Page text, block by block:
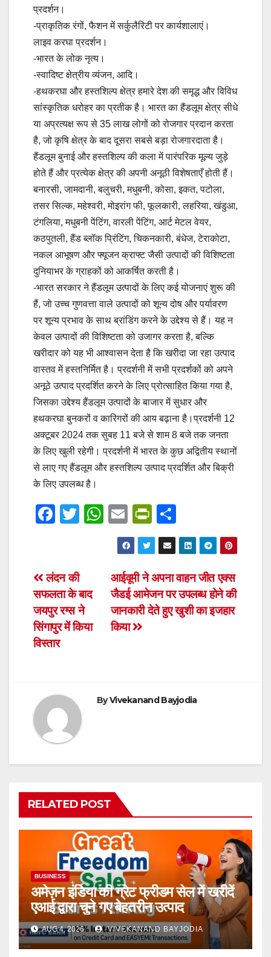
प्रदर्शन।
-प्राकृतिक रंगों, फैशन में सर्कुलैरिटी पर कार्यशालाएं।
लाइव करघा प्रदर्शन।
-भारत के लोक नृत्य।
-स्वादिष्ट क्षेत्रीय व्यंजन, आदि।
-हथकरघा और हस्तशिल्प क्षेत्र हमारे देश की समृद्ध और विविध
सांस्कृतिक धरोहर का प्रतीक है। भारत का हैंडलूम क्षेत्र सीधे
या अप्रत्यक्ष रूप से 35 लाख लोगों को रोजगार प्रदान करता
है, जो कृषि क्षेत्र के बाद दूसरा सबसे बड़ा रोजगारदाता है।
हैंडलूम बुनाई और हस्तशिल्प की कला में पारंपरिक मूल्य जुड़े
होते हैं और प्रत्येक क्षेत्र की अपनी अनूठी विशेषताएँ होती हैं।
बनारसी, जामदानी, बलुचरी, मधुबनी, कोसा, इकत, पटोला,
तसर सिल्क, महेश्वरी, मोइरांग फी, फूलकारी, लहरिया, खंडुआ,
टंगलिया, मधुबनी पेंटिंग, वारली पेंटिंग, आर्ट मेटल वेयर,
कठपुतली, हैंड ब्लॉक प्रिंटिंग, चिकनकारी, बंधेज, टेराकोटा,
नकल आभूषण और फ्यूजन क्राफ्ट जैसी उत्पादों की विशिष्टता
दुनियाभर के ग्राहकों को आकर्षित करती है।
-भारत सरकार ने हैंडलूम उत्पादों के लिए कई योजनाएं शुरू की
हैं, जो उच्च गुणवत्ता वाले उत्पादों को शून्य दोष और पर्यावरण
पर शून्य प्रभाव के साथ ब्रांडिंग करने के उद्देश्य से हैं। यह न
केवल उत्पादों की विशिष्टता को उजागर करता है, बल्कि
खरीदार को यह भी आश्वासन देता है कि खरीदा जा रहा उत्पाद
वास्तव में हस्तनिर्मित है। प्रदर्शनी में सभी प्रदर्शकों को अपने
अनूठे उत्पाद प्रदर्शित करने के लिए प्रोत्साहित किया गया है,
जिसका उद्देश्य हैंडलूम उत्पादों के बाजार में सुधार और
हथकरघा बुनकरों व कारिगरों की आय बढ़ाना है।प्रदर्शनी 12
अक्टूबर 2024 तक सुबह 11 बजे से शाम 8 बजे तक जनता
के लिए खुली रहेगी। प्रदर्शनी में भारत के कुछ अद्वितीय स्थानों
से लाए गए हैंडलूम और हस्तशिल्प उत्पाद प्रदर्शित और बिक्री
के लिए उपलब्ध है।
F
e
b
o
o
k
T
er
W
at
s
A
p
p
E
m
ail
Pr
in
tF
ri
e
n
h
ar
e
Post
navigation
आईवूमी ने अपना वाहन जीत एक्स
जैडई आमेजन पर उपलब्ध होने की
जानकारी देते हुए खुशी का इजहार
किया
लंदन की
सफलता के बाद
जयपुर रग्स ने
सिंगापुर में किया
विस्तार
ByVivekanand Bayjodia
RELATED POST
BUSINESS
अमेज़न इंडिया की ग्रेट फ्रीडम सेल में खरीदें
एआई द्वारा चुने गए बेहतरीन उत्पाद
AUG 4, 2026 VIVEKANAND BAYJODIA